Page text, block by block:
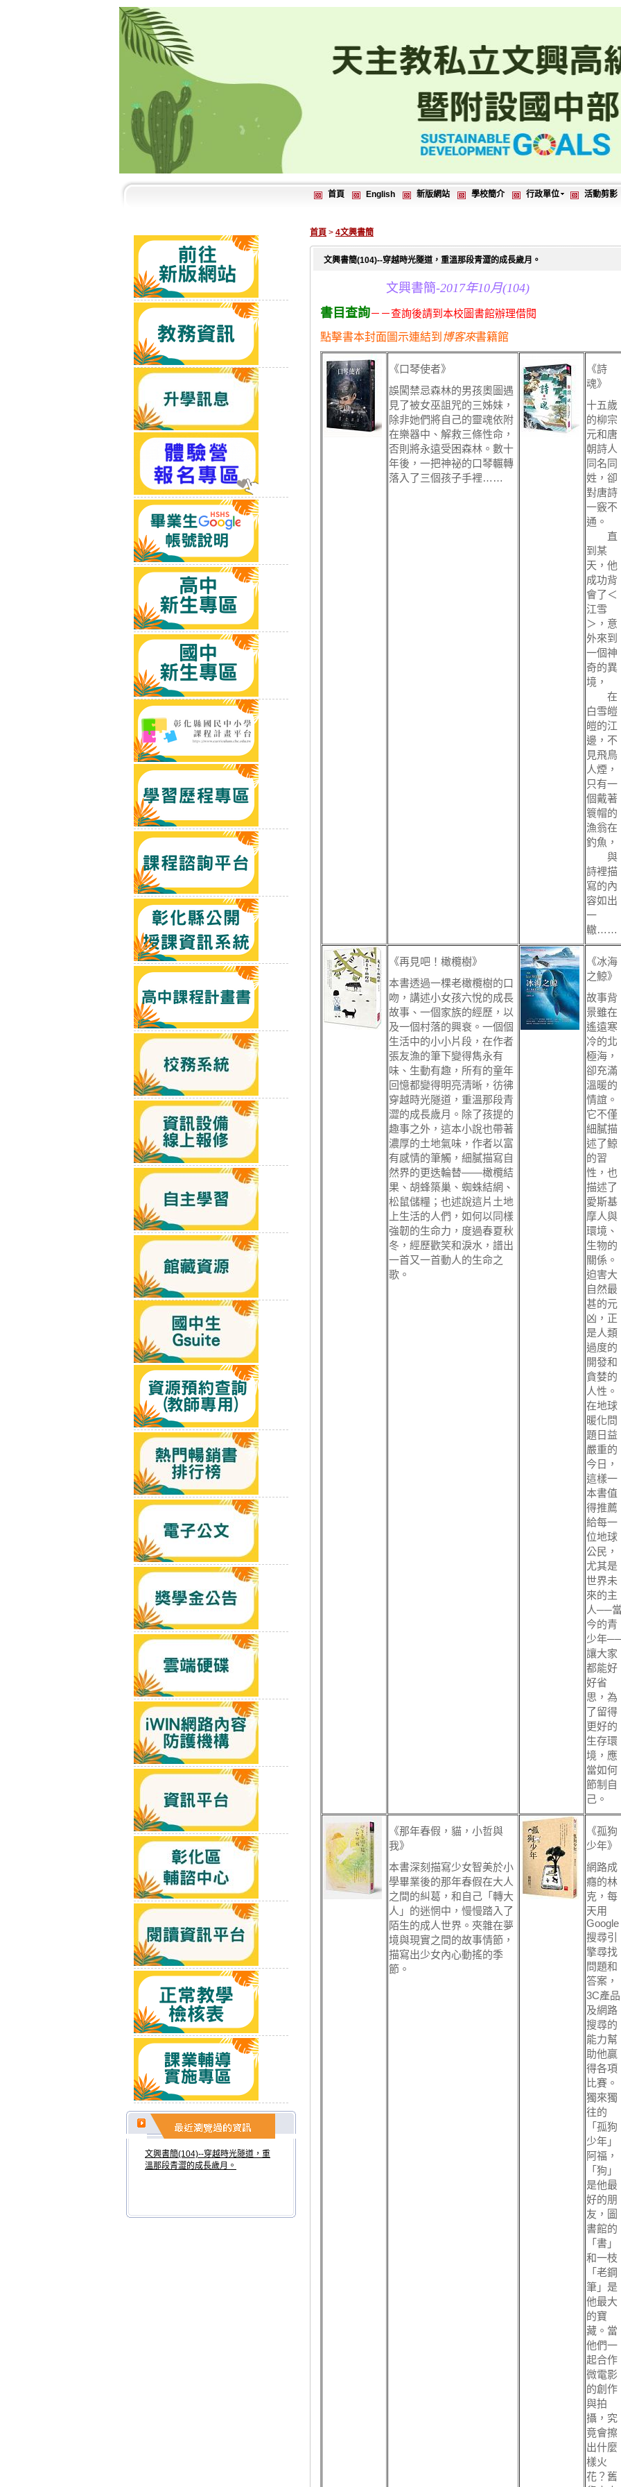
首頁 English 新版網站 學校簡介 行政單位 活動剪影
文興書簡(104)--穿越時光隧道，重
溫那段青澀的成長歲月。
首頁 > 4文興書簡
文興書簡(104)--穿越時光隧道，重溫那段青澀的成長歲月。
文興書簡-2017年10月(104)
書目查詢－－查詢後請到本校圖書館辦理借閱
點擊書本封面圖示連結到 博客來書籍館
《口琴使者》
誤闖禁忌森林的男孩奧圖遇
見了被女巫詛咒的三姊妹，
除非她們將自己的靈魂依附
在樂器中、解救三條性命，
否則將永遠受困森林。數十
年後，一把神祕的口琴輾轉
落入了三個孩子手裡……
《詩
魂》
十五歲
的柳宗
元和唐
朝詩人
同名同
姓，卻
對唐詩
一竅不
通。
直
到某
天，他
成功背
會了＜
江雪
＞，意
外來到
一個神
奇的異
境，
在
白雪皚
皚的江
邊，不
見飛鳥
人煙，
只有一
個戴著
簑帽的
漁翁在
釣魚，
與
詩裡描
寫的內
容如出
一
轍……
《再見吧！橄欖樹》
本書透過一棵老橄欖樹的口
吻，講述小女孩六悅的成長
故事、一個家族的經歷，以
及一個村落的興衰。一個個
生活中的小小片段，在作者
張友漁的筆下變得雋永有
味、生動有趣，所有的童年
回憶都變得明亮清晰，彷彿
穿越時光隧道，重溫那段青
澀的成長歲月。除了孩提的
趣事之外，這本小說也帶著
濃厚的土地氣味，作者以富
有感情的筆觸，細膩描寫自
然界的更迭輪替——橄欖結
果、胡蜂築巢、蜘蛛結網、
松鼠儲糧；也述說這片土地
上生活的人們，如何以同樣
強韌的生命力，度過春夏秋
冬，經歷歡笑和淚水，譜出
一首又一首動人的生命之
歌。
《冰海
之鯨》
故事背
景雖在
遙遠寒
冷的北
極海，
卻充滿
溫暖的
情誼。
它不僅
細膩描
述了鯨
的習
性，也
描述了
愛斯基
摩人與
環境、
生物的
關係。
迫害大
自然最
甚的元
凶，正
是人類
過度的
開發和
貪婪的
人性。
在地球
暖化問
題日益
嚴重的
今日，
這樣一
本書值
得推薦
給每一
位地球
公民，
尤其是
世界未
來的主
人──
今的青
少年
讓大家
都能好
好省
思，為
了留得
更好的
生存環
境，應
當如何
節制自
己。
《那年春假，貓，小哲與
我》
本書深刻描寫少女智美於小
學畢業後的那年春假在大人
之間的糾葛，和自己「轉大
人」的迷惘中，慢慢踏入了
陌生的成人世界。夾雜在夢
境與現實之間的故事情節，
描寫出少女內心動搖的季
節。
《孤狗
少年》
網路成
癮的林
克，每
天用
Google
搜尋引
擎尋找
問題和
答案，
3C產品
及網路
搜尋的
能力幫
助他贏
得各項
比賽。
獨來獨
往的
「孤狗
少年」
阿福，
「狗」
是他最
好的朋
友，圖
書館的
「書」
和一枝
「老鋼
筆」是
他最大
的寶
藏。當
他們一
起合作
微電影
的創作
與拍
攝，究
竟會擦
出什麼
樣火
花？舊